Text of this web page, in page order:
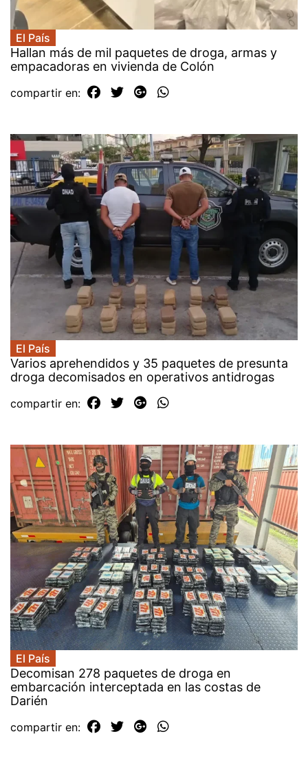
El País
Hallan más de mil paquetes de droga, armas y
empacadoras en vivienda de Colón
compartir en:
El País
Varios aprehendidos y 35 paquetes de presunta
droga decomisados en operativos antidrogas
compartir en:
El País
Decomisan 278 paquetes de droga en
embarcación interceptada en las costas de
Darién
compartir en: